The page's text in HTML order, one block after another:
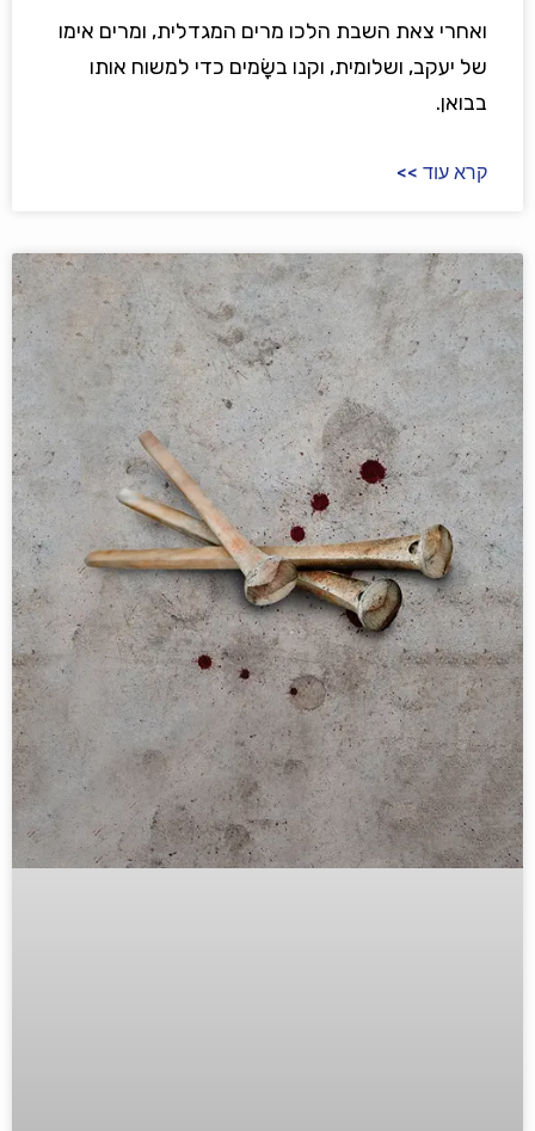
ואחרי צאת השבת הלכו מרים המגדלית, ומרים אימו
של יעקב, ושלומית, וקנו בשָׂמים כדי למשוח אותו
בבואן.
קרא עוד >>